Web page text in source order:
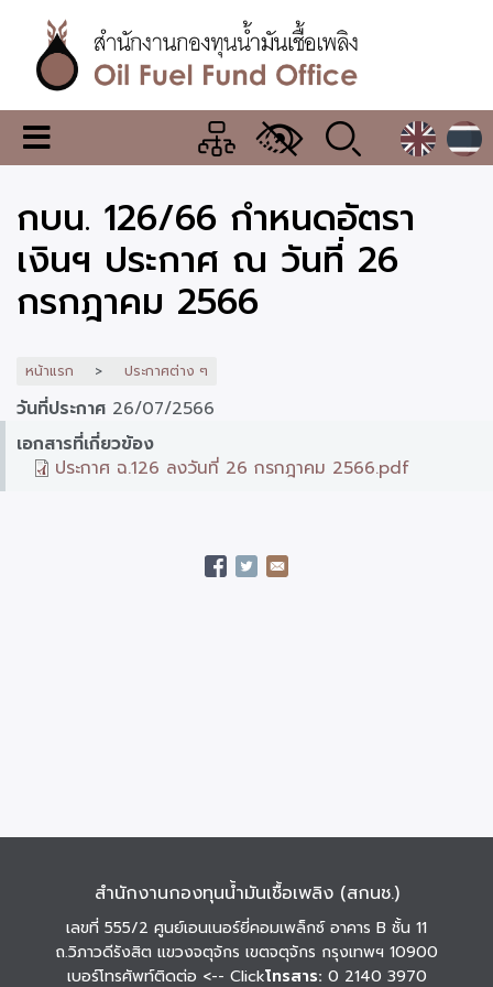
เนื้อหา
หลักสำนักงาน
กองทุน
น้ำมัน
เชื้อ
เพลิง
เมนู
เปลี่ยน
แสดง
ผล
กบน. 126/66 กำหนดอัตรา
เงินฯ ประกาศ ณ วันที่ 26
กรกฎาคม 2566
หน้าแรก ประกาศต่าง ๆ
วันที่ประกาศ 26/07/2566
เอกสารที่เกี่ยวข้อง
ประกาศ ฉ.126 ลงวันที่ 26 กรกฎาคม 2566.pdf
สำนักงานกองทุนน้ำมันเชื้อเพลิง (สกนช.)
เลขที่ 555/2 ศูนย์เอนเนอร์ยี่คอมเพล็กซ์ อาคาร B ชั้น 11
ถ.วิภาวดีรังสิต แขวงจตุจักร เขตจตุจักร กรุงเทพฯ 10900
เบอร์โทรศัพท์ติดต่อ <-- Clickโทรสาร: 0 2140 3970